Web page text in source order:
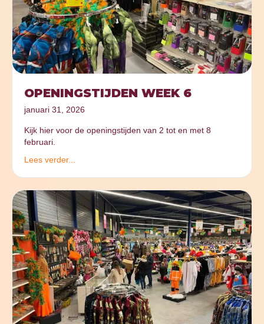
OPENINGSTIJDEN WEEK 6
januari 31, 2026
Kijk hier voor de openingstijden van 2 tot en met 8
februari.
Lees verder...